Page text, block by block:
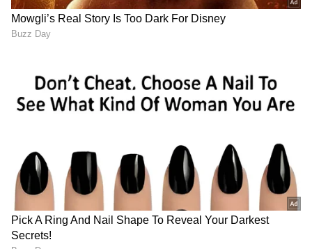
మారిపోయింది, కొత్త నెంబ‌ర్
ఏంటంటే
ప‌ట్ట‌ణాల మ‌ధ్య త‌గ్గ‌నున్న
ప్ర‌యాణ స‌మ‌యం
LATEST VIDEOS
తరలి వచ్చిన ఫ్యాన్స్ | YS Jagan East
Godavari Tour Devarapalli
ఇంత హుషారు ఏంటి భయ్యా ఎలా
కొట్టేసుకుంటున్నాడో చూడండి | Hushar
Pittalu Movie Press Meet | Actor
Bhanu